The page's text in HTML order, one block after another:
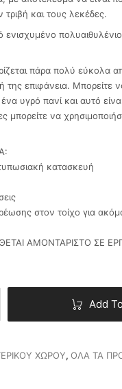
τριβή και τους λεκέδες.
ενισχυμένο
πάρα πολύ εύκολα
της επιφάνεια. Μπορείτε
ένα υγρό πανί και αυτό
μπορείτε να
κατασκευή
στον τοίχο για
ΑΜΟΝΤΑΡΙΣΤΟ ΣΕ
Add
ΧΩΡΟΥ, ΟΛΑ ΤΑ